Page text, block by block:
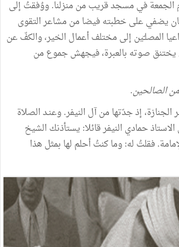
الجمعة في مسجد قريب من منزلنا. ووُفقتُ إلى
يضفي على خطبته فيضا من مشاعر التقوى
المصلـّين إلى مختلف أعمال الخير، والكفّ عن
يختنق صوته بالعبرة، فيجهش جموع من
الصالحين.
إذ جدّتها من آل النيفر. وعنـد الصلاة
حمادي النيفر قائلا: يستأذنك الشيخ
فقلتُ له: وما كنتُ أحلم لها بمثل هذا